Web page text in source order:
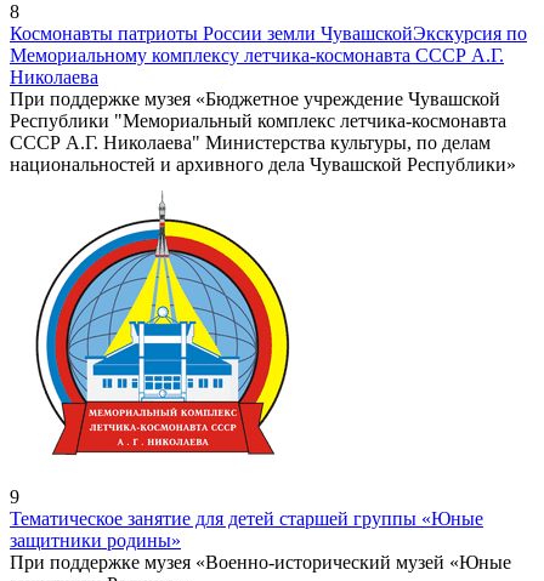
8
Космонавты патриоты России земли ЧувашскойЭкскурсия по
Мемориальному комплексу летчика-космонавта СССР А.Г.
Николаева
При поддержке музея «Бюджетное учреждение Чувашской
Республики "Мемориальный комплекс летчика-космонавта
СССР А.Г. Николаева" Министерства культуры, по делам
национальностей и архивного дела Чувашской Республики»
9
Тематическое занятие для детей старшей группы «Юные
защитники родины»
При поддержке музея «Военно-исторический музей «Юные